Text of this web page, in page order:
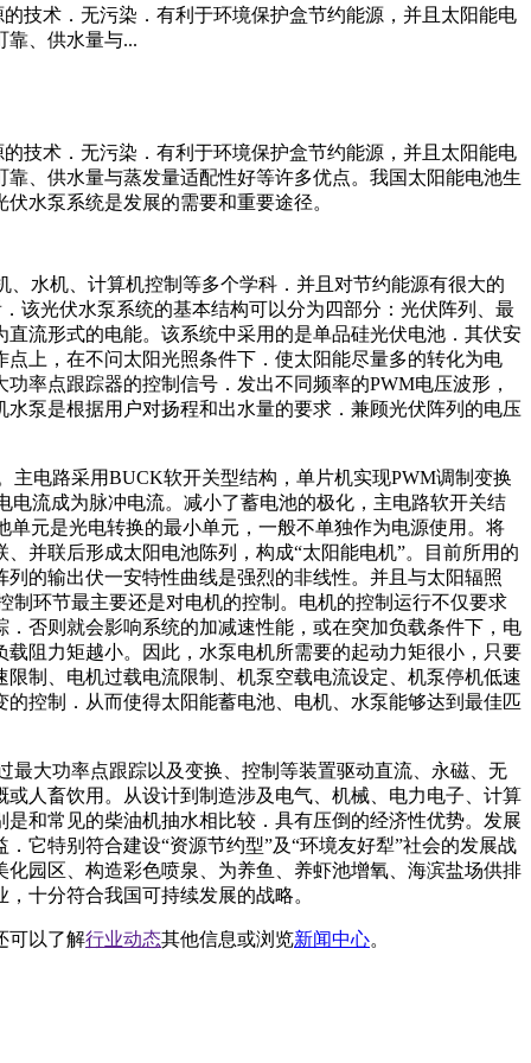
技术．无污染．有利于环境保护盒节约能源，并且太阳能电
靠、供水量与...
技术．无污染．有利于环境保护盒节约能源，并且太阳能电
、供水量与蒸发量适配性好等许多优点。我国太阳能电池生
水泵系统是发展的需要和重要途径。
水机、计算机控制等多个学科．并且对节约能源有很大的
该光伏水泵系统的基本结构可以分为四部分：光伏阵列、最
流形式的电能。该系统中采用的是单品硅光伏电池．其伏安
上，在不问太阳光照条件下．使太阳能尽量多的转化为电
率点跟踪器的控制信号．发出不同频率的PWM电压波形，
泵是根据用户对扬程和出水量的要求．兼顾光伏阵列的电压
电路采用BUCK软开关型结构，单片机实现PWM调制变换
流成为脉冲电流。减小了蓄电池的极化，主电路软开关结
元是光电转换的最小单元，一般不单独作为电源使用。将
并联后形成太阳电池陈列，构成“太阳能电机”。目前所用的
的输出伏一安特性曲线是强烈的非线性。并且与太阳辐照
环节最主要还是对电机的控制。电机的控制运行不仅要求
否则就会影响系统的加减速性能，或在突加负载条件下，电
阻力矩越小。因此，水泵电机所需要的起动力矩很小，只要
制、电机过载电流限制、机泵空载电流设定、机泵停机低速
控制．从而使得太阳能蓄电池、电机、水泵能够达到最佳匹
大功率点跟踪以及变换、控制等装置驱动直流、永磁、无
人畜饮用。从设计到制造涉及电气、机械、电力电子、计算
和常见的柴油机抽水相比较．具有压倒的经济性优势。发展
它特别符合建设“资源节约型”及“环境友好犁”社会的发展战
园区、构造彩色喷泉、为养鱼、养虾池增氧、海滨盐场供排
十分符合我国可持续发展的战略。
可以了解行业动态其他信息或浏览新闻中心。